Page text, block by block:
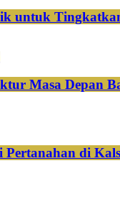
untuk
Masa Depan
Pertanahan di